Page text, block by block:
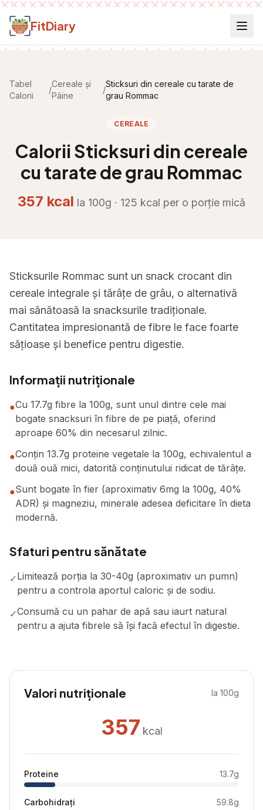
Salt la conținut
FitDiary
Tabel
Calorii
/
Cereale și
Pâine
/
Sticksuri din cereale cu tarate de
grau Rommac
CEREALE
Calorii Sticksuri din cereale
cu tarate de grau Rommac
357 kcal la 100g · 125 kcal per o porție mică
Sticksurile Rommac sunt un snack crocant din
cereale integrale și tărâțe de grâu, o alternativă
mai sănătoasă la snacksurile tradiționale.
Cantitatea impresionantă de fibre le face foarte
sățioase și benefice pentru digestie.
Informații nutriționale
●Cu 17.7g fibre la 100g, sunt unul dintre cele mai
bogate snacksuri în fibre de pe piață, oferind
aproape 60% din necesarul zilnic.
●Conțin 13.7g proteine vegetale la 100g, echivalentul a
două ouă mici, datorită conținutului ridicat de tărâțe.
●Sunt bogate în fier (aproximativ 6mg la 100g, 40%
ADR) și magneziu, minerale adesea deficitare în dieta
modernă.
Sfaturi pentru sănătate
✓Limitează porția la 30-40g (aproximativ un pumn)
pentru a controla aportul caloric și de sodiu.
✓Consumă cu un pahar de apă sau iaurt natural
pentru a ajuta fibrele să își facă efectul în digestie.
Valori nutriționale la 100g
357 kcal
Proteine 13.7g
Carbohidrați 59.8g